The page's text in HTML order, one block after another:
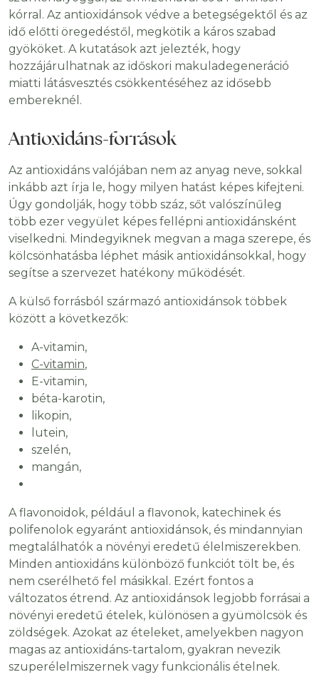
kórral. Az antioxidánsok védve a betegségektől és az
idő előtti öregedéstől, megkötik a káros szabad
gyököket. A kutatások azt jelezték, hogy
hozzájárulhatnak az időskori makuladegeneráció
miatti látásvesztés csökkentéséhez az idősebb
embereknél.
Antioxidáns-források
Az antioxidáns valójában nem az anyag neve, sokkal
inkább azt írja le, hogy milyen hatást képes kifejteni.
Úgy gondolják, hogy több száz, sőt valószínűleg
több ezer vegyület képes fellépni antioxidánsként
viselkedni. Mindegyiknek megvan a maga szerepe, és
kölcsönhatásba léphet másik antioxidánsokkal, hogy
segítse a szervezet hatékony működését.
A külső forrásból származó antioxidánsok többek
között a következők:
A-vitamin,
C-vitamin,
E-vitamin,
béta-karotin,
likopin,
lutein,
szelén,
mangán,
A flavonoidok, például a flavonok, katechinek és
polifenolok egyaránt antioxidánsok, és mindannyian
megtalálhatók a növényi eredetű élelmiszerekben.
Minden antioxidáns különböző funkciót tölt be, és
nem cserélhető fel másikkal. Ezért fontos a
változatos étrend. Az antioxidánsok legjobb forrásai a
növényi eredetű ételek, különösen a gyümölcsök és
zöldségek. Azokat az ételeket, amelyekben nagyon
magas az antioxidáns-tartalom, gyakran nevezik
szuperélelmiszernek vagy funkcionális ételnek.